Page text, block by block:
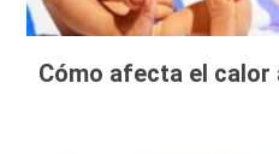
Cómo afecta el calor